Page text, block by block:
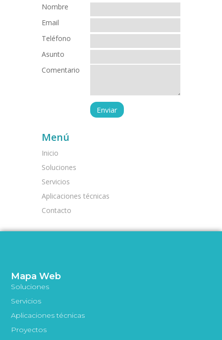
Nombre
Email
Teléfono
Asunto
Comentario
Menú
Inicio
Soluciones
Servicios
Aplicaciones técnicas
Contacto
Mapa Web
Soluciones
Servicios
Aplicaciones técnicas
Proyectos